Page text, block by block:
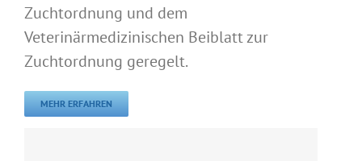
Zuchtordnung und dem
Veterinärmedizinischen Beiblatt zur
Zuchtordnung geregelt.
MEHR ERFAHREN